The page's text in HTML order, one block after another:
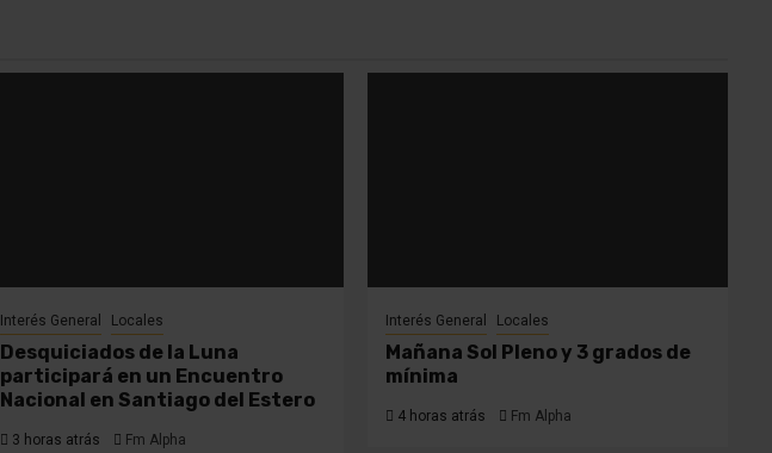
Interés General Locales
Desquiciados de la Luna
participará en un Encuentro
Nacional en Santiago del Estero
3 horas atrás Fm Alpha
Interés General Locales
Mañana Sol Pleno y 3 grados de
mínima
4 horas atrás Fm Alpha